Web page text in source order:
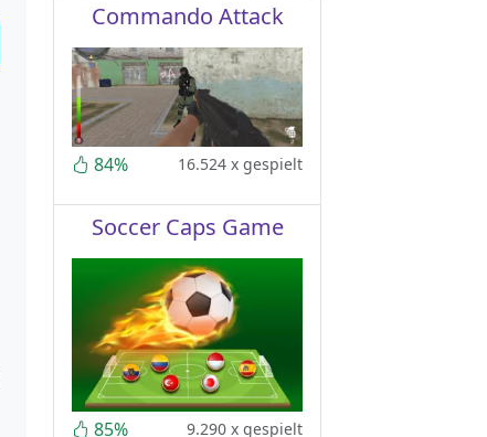
Commando Attack
84% 16.524 x gespielt
Soccer Caps Game
85% 9.290 x gespielt